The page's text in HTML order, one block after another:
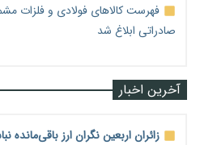
صادراتی ابلاغ شد
آخرین اخبار
زائران اربعین نگران ارز باقی‌مانده